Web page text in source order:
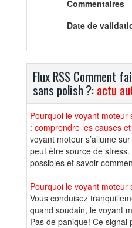
Commentaires
Date de
Flux RSS Comment
sans polish ?:actu
Pourquoi le voyant moteur
: comprendre les causes
voyant moteur s’allume
peut être source de
possibles et savoir
Pourquoi le voyant moteur
Vous conduisez
quand soudain, le voyant
Pas de panique! Ce signal